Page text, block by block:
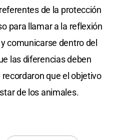
de la protección
para llamar a la reflexión
comunicarse dentro del
las diferencias deben
que el objetivo
de los animales.